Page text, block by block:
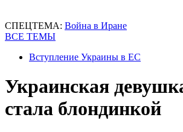
СПЕЦТЕМА: Война в Иране
ВСЕ ТЕМЫ
Вступление Украины в ЕС
Украинская
стала блондинкой